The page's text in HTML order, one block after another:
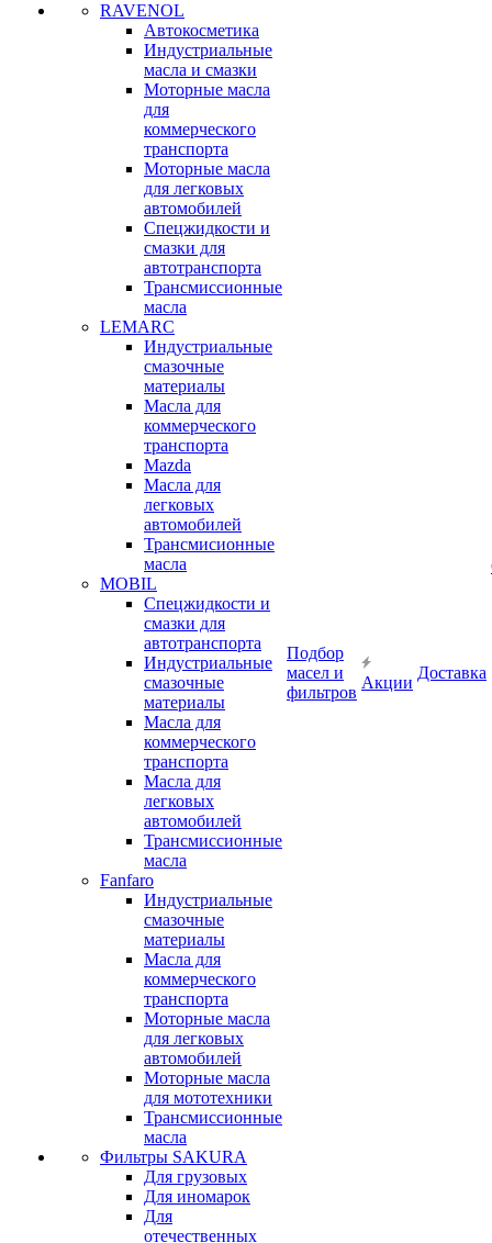
RAVENOL
Автокосметика
Индустриальные
масла и смазки
Моторные масла
для
коммерческого
транспорта
Моторные масла
для легковых
автомобилей
Спецжидкости и
смазки для
автотранспорта
Трансмиссионные
масла
LEMARC
Индустриальные
смазочные
материалы
Масла для
коммерческого
транспорта
Mazda
Масла для
легковых
автомобилей
Трансмисионные
масла
MOBIL
Cпецжидкости и
смазки для
автотранспорта
Индустриальные
смазочные
материалы
Масла для
коммерческого
транспорта
Масла для
легковых
автомобилей
Трансмиссионные
масла
Fanfaro
Индустриальные
смазочные
материалы
Масла для
коммерческого
транспорта
Моторные масла
для легковых
автомобилей
Моторные масла
для мототехники
Трансмиссионные
масла
Фильтры SAKURA
Для грузовых
Для иномарок
Для
отечественных
Подбор
масел и
фильтров
Акции
Доставка